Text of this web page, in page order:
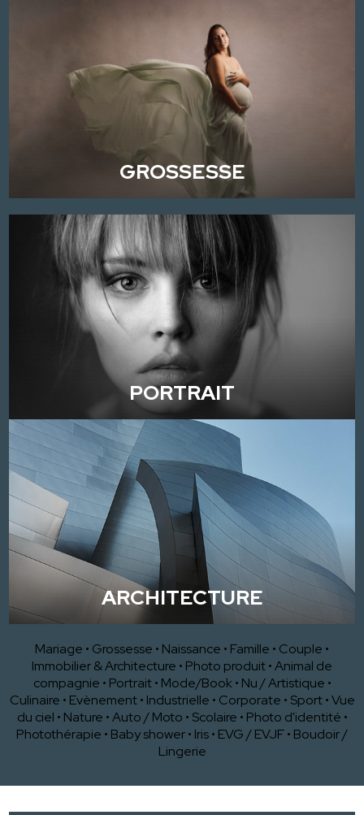
GROSSESSE
PORTRAIT
ARCHITECTURE
Mariage • Grossesse • Naissance • Famille • Couple •
Immobilier & Architecture • Photo produit•Animal de
compagnie • Portrait • Mode/Book • Nu / Artistique •
Culinaire • Evènement • Industrielle • Corporate • Sport •Vue
du ciel • Nature •Auto / Moto • Scolaire • Photo d'identité •
Photothérapie • Baby shower• Iris• EVG / EVJF• Boudoir /
Lingerie